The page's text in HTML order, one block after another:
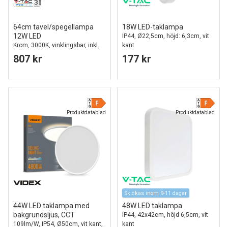
64cm tavel/spegellampa
12W LED
Krom, 3000K, vinklingsbar, inkl.
ljuskälla
807 kr
18W LED-taklampa
IP44, Ø22,5cm, höjd: 6,3cm, vit
kant
177 kr
Produktdatablad
44W LED taklampa med
bakgrundsljus, CCT
109lm/W, IP54, Ø50cm, vit kant,
Produktdatablad
Skickas inom 9-11 dagar
48W LED taklampa
IP44, 42x42cm, höjd 6,5cm, vit
kant